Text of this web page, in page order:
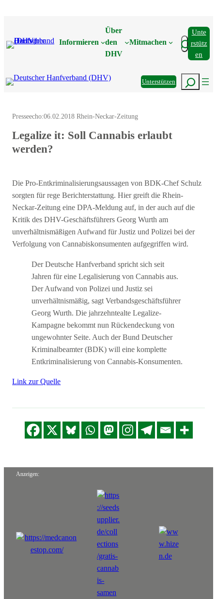
Informieren
Über
den
DHV
Mitmachen Suchen
Unte
Rstütz
En
UnterstützenSuchen
Presseecho:06.02.2018 Rhein-Neckar-Zeitung
Legalize it: Soll Cannabis erlaubt
werden?
Die Pro-Entkriminalisierungsaussagen von BDK-Chef Schulz
sorgten für rege Berichterstattung. Hier greift die Rhein-
Neckar-Zeitung eine DPA-Meldung auf, in der auch auf die
Kritik des DHV-Geschäftsführers Georg Wurth am
unverhältnismäßigen Aufwand für Justiz und Polizei bei der
Verfolgung von Cannabiskonsumenten aufgegriffen wird.
Der Deutsche Hanfverband spricht sich seit
Jahren für eine Legalisierung von Cannabis aus.
Der Aufwand von Polizei und Justiz sei
unverhältnismäßig, sagt Verbandsgeschäftsführer
Georg Wurth. Die jahrzehntealte Legalize-
Kampagne bekommt nun Rückendeckung von
ungewohnter Seite. Auch der Bund Deutscher
Kriminalbeamter (BDK) will eine komplette
Entkriminalisierung von Cannabis-Konsumenten.
Link zur Quelle
Anzeigen: